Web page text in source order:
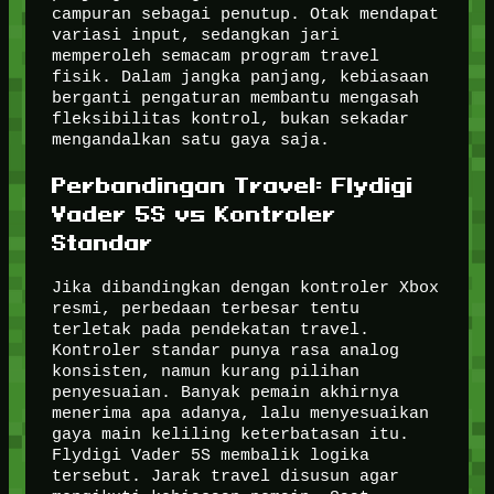
campuran sebagai penutup. Otak mendapat
variasi input, sedangkan jari
memperoleh semacam program travel
fisik. Dalam jangka panjang, kebiasaan
berganti pengaturan membantu mengasah
fleksibilitas kontrol, bukan sekadar
mengandalkan satu gaya saja.
Perbandingan Travel: Flydigi
Vader 5S vs Kontroler
Standar
Jika dibandingkan dengan kontroler Xbox
resmi, perbedaan terbesar tentu
terletak pada pendekatan travel.
Kontroler standar punya rasa analog
konsisten, namun kurang pilihan
penyesuaian. Banyak pemain akhirnya
menerima apa adanya, lalu menyesuaikan
gaya main keliling keterbatasan itu.
Flydigi Vader 5S membalik logika
tersebut. Jarak travel disusun agar